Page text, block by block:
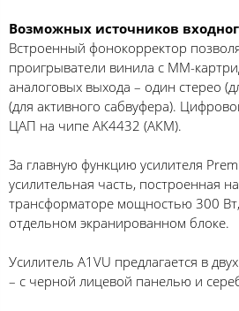
Возможных источников
Встроенный фонокорректор
проигрыватели винила с ММ-
аналоговых выхода – один стерео
(для активного сабвуфера).
ЦАП на чипе AK4432 (АКМ).
За главную функцию усилителя
усилительная часть, построенная
трансформаторе мощностью 300
отдельном экранированном блоке.
Усилитель A1VU предлагается в
– с черной лицевой панелью и